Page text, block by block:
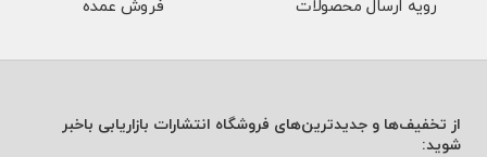
رویه ارسال محصولات فروش عمده
از تخفیف‌ها و جدیدترین‌های فروشگاه انتشارات بازاریابی باخبر
شوید: